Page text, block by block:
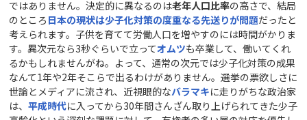
ではありません。決定的に異なるのは老年人口比率の高さで、結局
のところ 日本の現状は少子化対策の度重なる先送りが問題だったと
考えられます。子供を育てて労働人口を増やすのには時間がかりま
す。異次元なら3秒ぐらいで立ってオムツも卒業して、働いてくれ
るかもしれませんがね。よって、通常の次元では少子化対策の成果
なんて1年や2年そこらで出るわけがありません。選挙の票欲しさに
世論とメディアに流され、近視眼的なバラマキに走りがちな政治家
は、平成時代に入ってから30年間さんざん取り上げられてきた少子